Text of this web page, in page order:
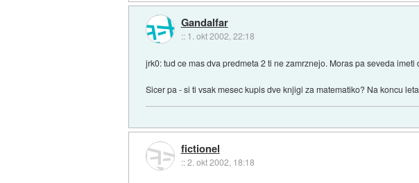
Gandalfar
:: 1. okt 2002, 22:18
jrk0: tud ce mas dva predmeta 2 ti ne zamrznejo. Moras pa seveda imeti
Sicer pa - si ti vsak mesec kupis dve knjigi za matematiko? Na koncu
fictionel
::2. okt 2002, 18:18